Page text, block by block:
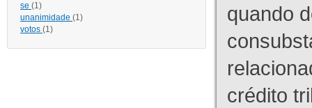
se (1)
unanimidade (1)
votos (1)
quando
crédito